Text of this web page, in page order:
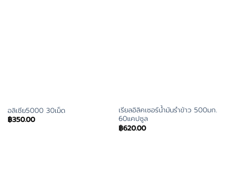
อลิเซีย5000 30เม็ด
฿350.00
เรียลอิลิคเซอร์น้ำมันรำข้าว 500มก.
60แคปซูล
฿620.00